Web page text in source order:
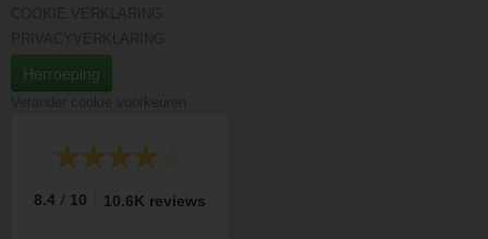
Herroeping
8.4 / 10 10.6K reviews